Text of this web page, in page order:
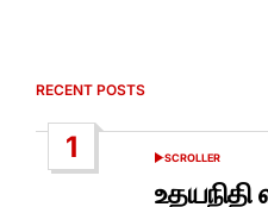
RECENT POSTS
1
POSTED
SCROLLER